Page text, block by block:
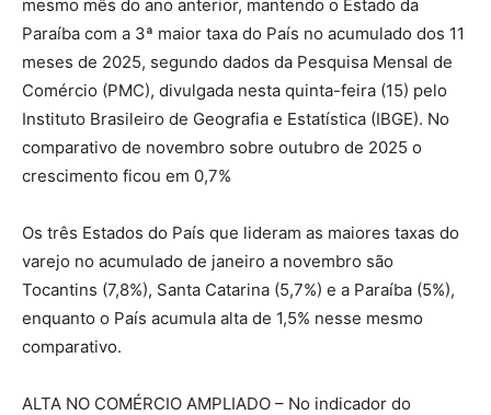
mesmo mês do ano anterior, mantendo o Estado da
Paraíba com a 3ª maior taxa do País no acumulado dos 11
meses de 2025, segundo dados da Pesquisa Mensal de
Comércio (PMC), divulgada nesta quinta-feira (15) pelo
Instituto Brasileiro de Geografia e Estatística (IBGE). No
comparativo de novembro sobre outubro de 2025 o
crescimento ficou em 0,7%
Os três Estados do País que lideram as maiores taxas do
varejo no acumulado de janeiro a novembro são
Tocantins (7,8%), Santa Catarina (5,7%) e a Paraíba (5%),
enquanto o País acumula alta de 1,5% nesse mesmo
comparativo.
ALTA NO COMÉRCIO AMPLIADO – No indicador do